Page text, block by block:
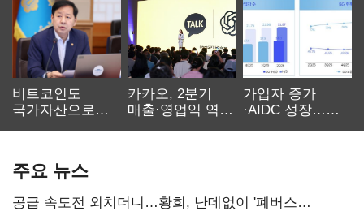
비트코인도
국가자산으로…'
카카오, 2분기
매출·영업익 역대
가입자 증가
·AIDC 성장…
주요 뉴스
공급 속도전 외치더니…황희, 난데없이 '폐버스